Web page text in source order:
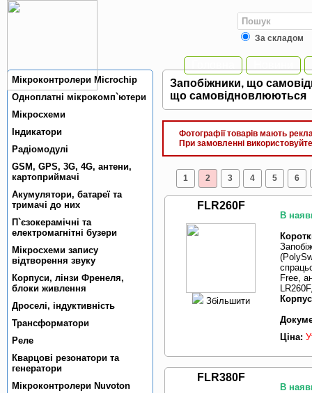
За складом
Мiкроконтролери Microchip
Одноплатнi мiкрокомп`ютери
Мiкросхеми
Індикатори
Радiомодулi
GSM, GPS, 3G, 4G, антени,
картоприймачi
Акумулятори, батареї та
тримачi до них
П`єзокерамiчнi та
електромагнiтнi бузери
Мікросхеми запису
відтворення звуку
Корпуси, лiнзи Френеля,
блоки живлення
Дроселi, iндуктивнiсть
Трансформатори
Реле
Кварцовi резонатори та
генератори
Мiкроконтролери Nuvoton
Запобiжники, що
що самовiдновлюються
Фотографії товарів мають
При замовленні
1 2 3 4 5 6
FLR260F
Збільшити
В
Free,
Ціна:
FLR380F
В